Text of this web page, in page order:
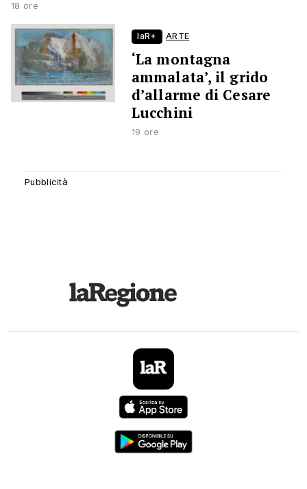
18 ore
laR+ ARTE
‘La montagna
ammalata’, il grido
d’allarme di Cesare
Lucchini
19 ore